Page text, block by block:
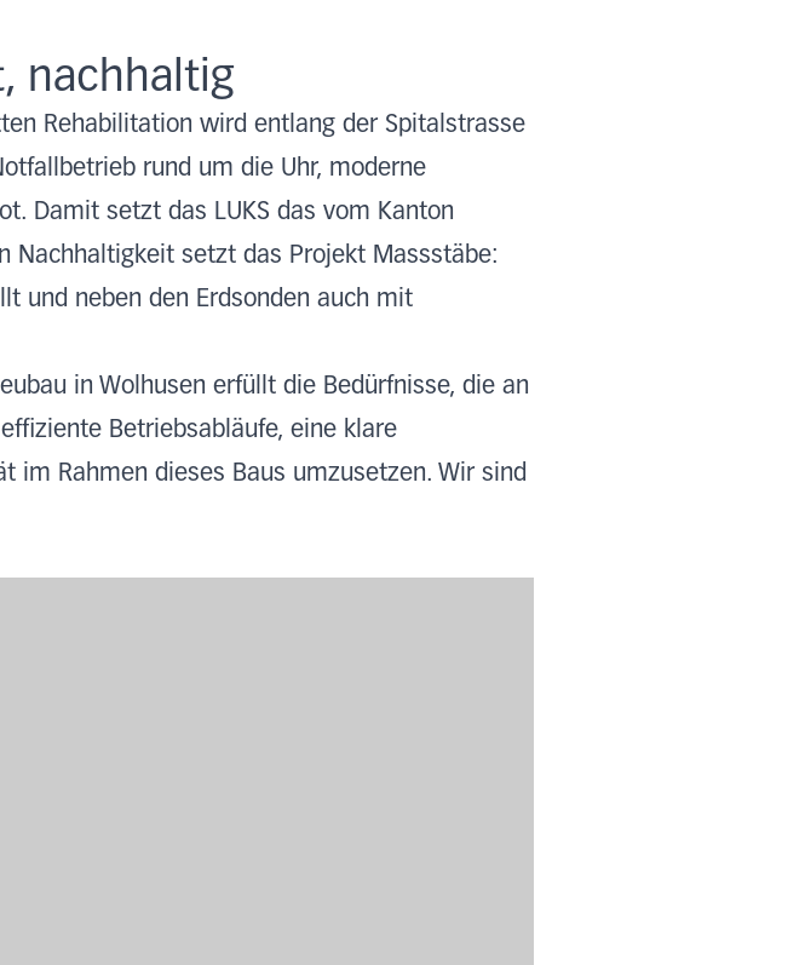
nachhaltig
Rehabilitation wird entlang der Spitalstrasse
rund um die Uhr, moderne
Damit setzt das LUKS das vom Kanton
Nachhaltigkeit setzt das Projekt Massstäbe:
und neben den Erdsonden auch mit
in Wolhusen erfüllt die Bedürfnisse, die an
Betriebsabläufe, eine klare
im Rahmen dieses Baus umzusetzen. Wir sind